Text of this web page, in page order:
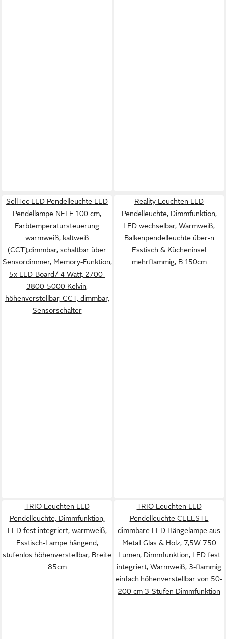
SellTec LED Pendelleuchte LED
Pendellampe NELE 100 cm,
Farbtemperatursteuerung
warmweiß, kaltweiß
(CCT),dimmbar, schaltbar über
Sensordimmer, Memory-Funktion,
5x LED-Board/ 4 Watt, 2700-
3800-5000 Kelvin,
höhenverstellbar, CCT, dimmbar,
Sensorschalter
Reality Leuchten LED
Pendelleuchte, Dimmfunktion,
LED wechselbar, Warmweiß,
Balkenpendelleuchte über-n
Esstisch & Kücheninsel
mehrflammig, B 150cm
TRIO Leuchten LED
Pendelleuchte, Dimmfunktion,
LED fest integriert, warmweiß,
Esstisch-Lampe hängend,
stufenlos höhenverstellbar, Breite
85cm
TRIO Leuchten LED
Pendelleuchte CELESTE
dimmbare LED Hängelampe aus
Metall Glas & Holz, 7,5W 750
Lumen, Dimmfunktion, LED fest
integriert, Warmweiß, 3-flammig
einfach höhenverstellbar von 50-
200 cm 3-Stufen Dimmfunktion